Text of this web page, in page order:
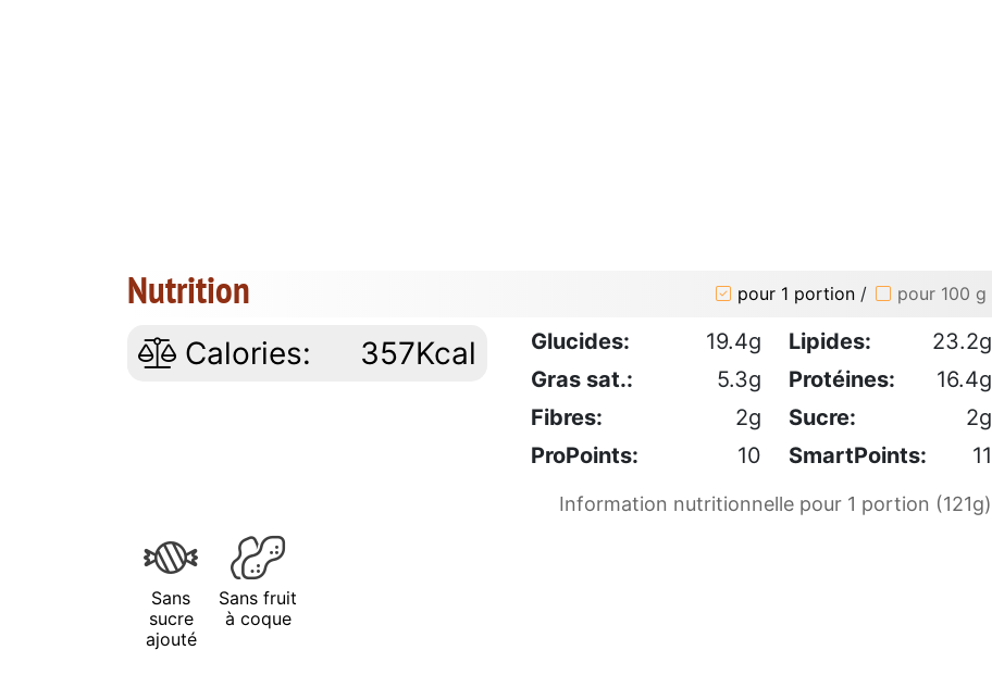
Nutrition pour 1 portion / pour 100 g
Calories: 357Kcal Glucides: 19.4g Lipides:
23.2g
Gras sat.:
5.3g Protéines:
16.4g
Fibres:
2g Sucre:
2g
ProPoints:
10 SmartPoints: 11
Information nutritionnelle pour 1 portion (121g)
Sans
sucre
ajouté
Sans fruit
à coque